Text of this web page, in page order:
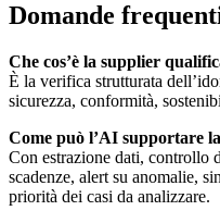
Domande
Che cos’è la supplier
È la verifica strutturata
sicurezza, conformità,
Come può l’AI supportare
Con estrazione dati, controllo
scadenze, alert su anomalie,
priorità dei casi da analizzare.